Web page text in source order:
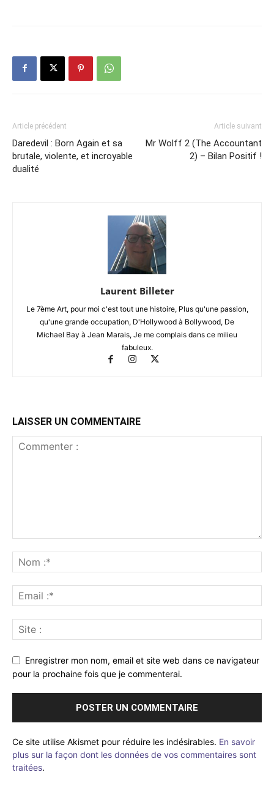
Article précédent
Daredevil : Born Again et sa
brutale, violente, et incroyable
dualité
Article suivant
Mr Wolff 2 (The Accountant
2) – Bilan Positif !
Laurent Billeter
Le 7ème Art, pour moi c'est tout une histoire, Plus qu'une passion,
qu'une grande occupation, D'Hollywood à Bollywood, De
Michael Bay à Jean Marais, Je me complais dans ce milieu
fabuleux.
LAISSER UN COMMENTAIRE
Enregistrer mon nom, email et site web dans ce navigateur
pour la prochaine fois que je commenterai.
Ce site utilise Akismet pour réduire les indésirables. En savoir
plus sur la façon dont les données de vos commentaires sont
traitées.